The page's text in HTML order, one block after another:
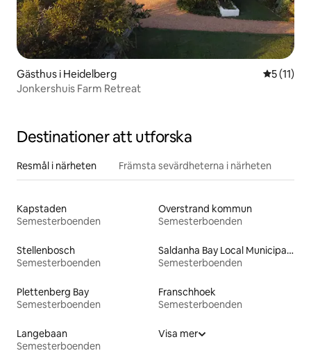
Gästhus i Heidelberg 5 av 5 i
5 (11)
Jonkershuis Farm Retreat
Destinationer att utforska
Resmål i närheten Främsta sevärdheterna i närheten
Kapstaden
Semesterboenden
Overstrand kommun
Semesterboenden
Stellenbosch
Semesterboenden
Saldanha Bay Local Municipality
Semesterboenden
Plettenberg Bay
Semesterboenden
Franschhoek
Semesterboenden
Langebaan
Semesterboenden
Visa mer